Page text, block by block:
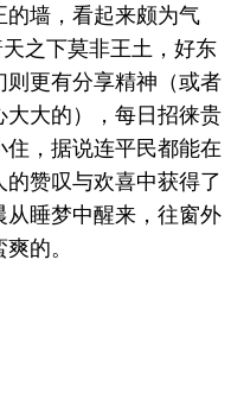
的墙，看起来颇为气
之下莫非王土，好东
更有分享精神（或者
大的），每日招徕贵
，据说连平民都能在
赞叹与欢喜中获得了
睡梦中醒来，往窗外
的。